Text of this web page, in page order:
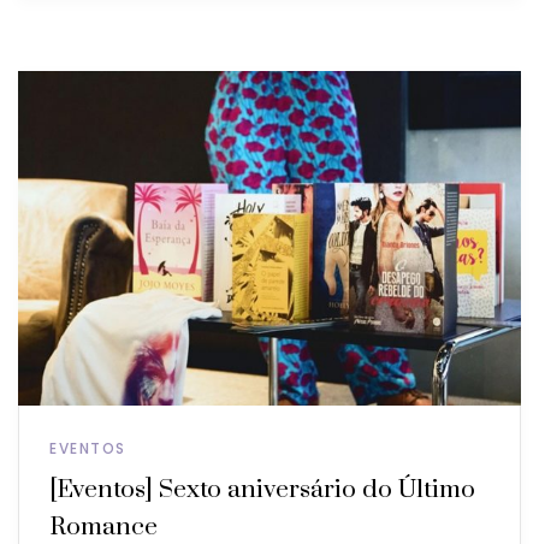
EVENTOS
[Eventos] Sexto aniversário do Último
Romance